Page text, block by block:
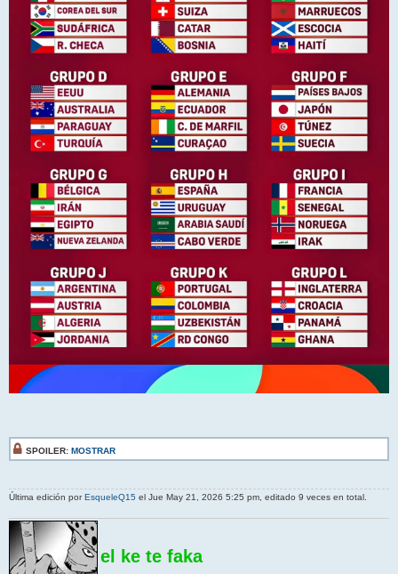
SPOILER: MOSTRAR
Última edición por EsqueleQ15 el Jue May 21, 2026 5:25 pm, editado 9 veces en total.
el ke te faka